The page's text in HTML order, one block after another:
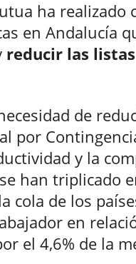
ha realizado
en Andalucía
reducir las
de
por
y la
han triplicado
cola de los
en
el 4,6% de la